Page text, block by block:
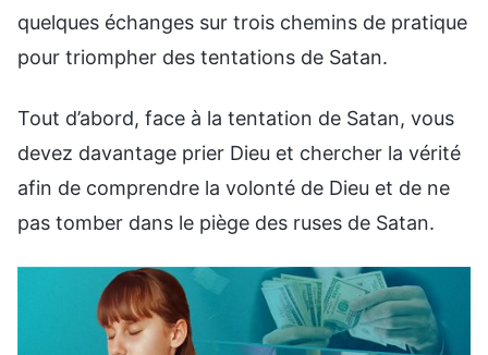
quelques échanges sur trois chemins de pratique
pour triompher des tentations de Satan.
Tout d’abord, face à la tentation de Satan, vous
devez davantage prier Dieu et chercher la vérité
afin de comprendre la volonté de Dieu et de ne
pas tomber dans le piège des ruses de Satan.